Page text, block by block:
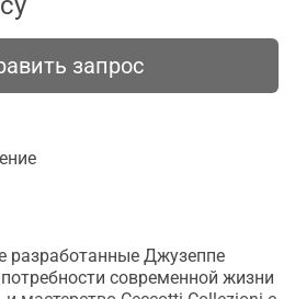
запрос
разработанные Джузеппе
современной жизни